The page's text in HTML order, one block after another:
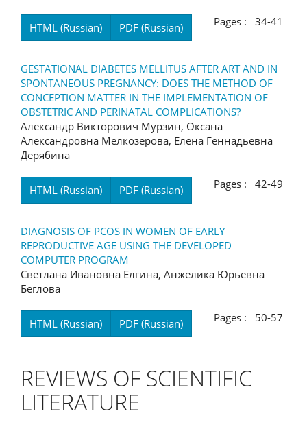
HTML (Russian) PDF (Russian) Pages : 34-41
GESTATIONAL DIABETES MELLITUS AFTER ART AND IN
SPONTANEOUS PREGNANCY: DOES THE METHOD OF
CONCEPTION MATTER IN THE IMPLEMENTATION OF
OBSTETRIC AND PERINATAL COMPLICATIONS?
Александр Викторович Мурзин, Оксана
Александровна Мелкозерова, Елена Геннадьевна
Дерябина
HTML (Russian) PDF (Russian) Pages : 42-49
DIAGNOSIS OF PCOS IN WOMEN OF EARLY
REPRODUCTIVE AGE USING THE DEVELOPED
COMPUTER PROGRAM
Светлана Ивановна Елгина, Анжелика Юрьевна
Беглова
HTML (Russian) PDF (Russian) Pages : 50-57
REVIEWS OF SCIENTIFIC
LITERATURE